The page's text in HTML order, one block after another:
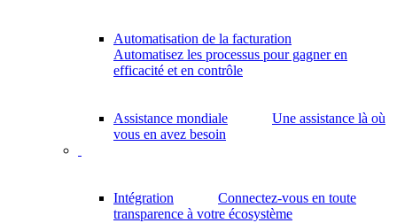
Automatisation de la facturation
Automatisez les processus pour gagner en
efficacité et en contrôle
Assistance mondiale
Une assistance là où
vous en avez besoin
Intégration
Connectez-vous en toute
transparence à votre écosystème